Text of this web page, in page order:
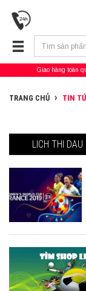
Giao hàng toàn
TRANG CHỦ TIN
LICH THI DAU